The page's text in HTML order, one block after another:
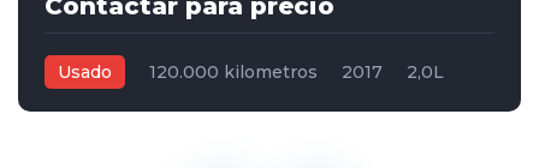
Contactar para precio
Usado 120.000 kilometros 2017
2,0L